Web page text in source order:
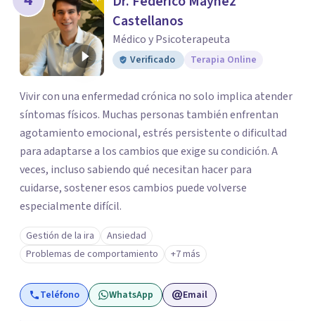
Castellanos
Médico y Psicoterapeuta
Verificado Terapia Online
Vivir con una enfermedad crónica no solo implica atender
síntomas físicos. Muchas personas también enfrentan
agotamiento emocional, estrés persistente o dificultad
para adaptarse a los cambios que exige su condición. A
veces, incluso sabiendo qué necesitan hacer para
cuidarse, sostener esos cambios puede volverse
especialmente difícil.
Gestión de la ira
Ansiedad
Problemas de comportamiento
+7 más
Teléfono WhatsApp Email